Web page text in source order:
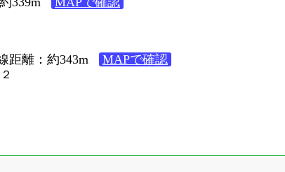
距離：約343m MAPで確認